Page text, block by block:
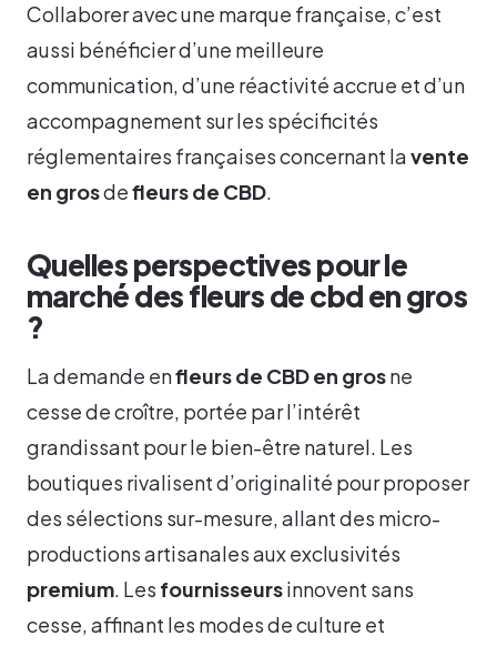
Collaborer avec une marque française, c’est
aussi bénéficier d’une meilleure
communication, d’une réactivité accrue et d’un
accompagnement sur les spécificités
réglementaires françaises concernant lavente
en grosdefleurs de CBD.
Quelles perspectives pour le
marché des fleurs de cbd en gros
?
La demande enfleurs de CBD en grosne
cesse de croître, portée par l’intérêt
grandissant pour le bien-être naturel. Les
boutiques rivalisent d’originalité pour proposer
des sélections sur-mesure, allant des micro-
productions artisanales aux exclusivités
premium. Les fournisseursinnovent sans
cesse, affinant les modes de culture et